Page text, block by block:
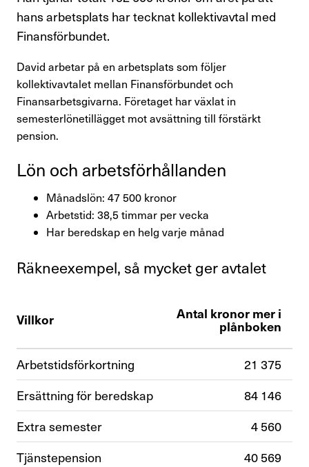
Kompetensutveckling
Rättshjälp
Sjukskrivning
Om Finansförbundet
Press & opinion
Förtroendevald
Kontakta oss
In English
hans arbetsplats har tecknat kollektivavtal med
Finansförbundet.
David arbetar på en arbetsplats som följer
kollektivavtalet mellan Finansförbundet och
Finansarbetsgivarna. Företaget har växlat in
semesterlönetillägget mot avsättning till förstärkt
pension.
Lön och arbets­för­hål­landen
Månadslön: 47 500 kronor
Arbetstid: 38,5 timmar per vecka
Har beredskap en helg varje månad
Räkne­ex­empel, så mycket ger avtalet
Villkor Antal kronor mer i
plånboken
Arbetstidsförkortning
21 375
Ersättning för beredskap
84 146
Extra semester
4 560
Tjänstepension
40 569